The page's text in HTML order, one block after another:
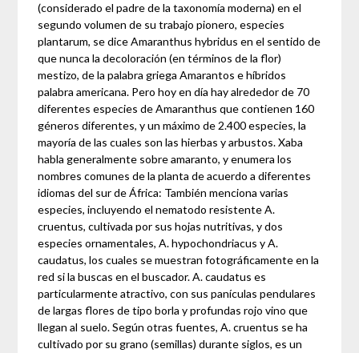
(considerado el padre de la taxonomía moderna) en el
segundo volumen de su trabajo pionero, especies
plantarum, se dice Amaranthus hybridus en el sentido de
que nunca la decoloración (en términos de la flor)
mestizo, de la palabra griega Amarantos e híbridos
palabra americana. Pero hoy en día hay alrededor de 70
diferentes especies de Amaranthus que contienen 160
géneros diferentes, y un máximo de 2.400 especies, la
mayoría de las cuales son las hierbas y arbustos. Xaba
habla generalmente sobre amaranto, y enumera los
nombres comunes de la planta de acuerdo a diferentes
idiomas del sur de África: También menciona varias
especies, incluyendo el nematodo resistente A.
cruentus, cultivada por sus hojas nutritivas, y dos
especies ornamentales, A. hypochondriacus y A.
caudatus, los cuales se muestran fotográficamente en la
red si la buscas en el buscador. A. caudatus es
particularmente atractivo, con sus panículas pendulares
de largas flores de tipo borla y profundas rojo vino que
llegan al suelo. Según otras fuentes, A. cruentus se ha
cultivado por su grano (semillas) durante siglos, es un